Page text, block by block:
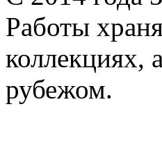
Работы
коллекциях,
рубежом.